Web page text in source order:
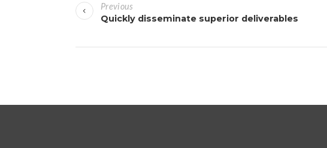
o
s
Previous
Quickly disseminate superior deliverables